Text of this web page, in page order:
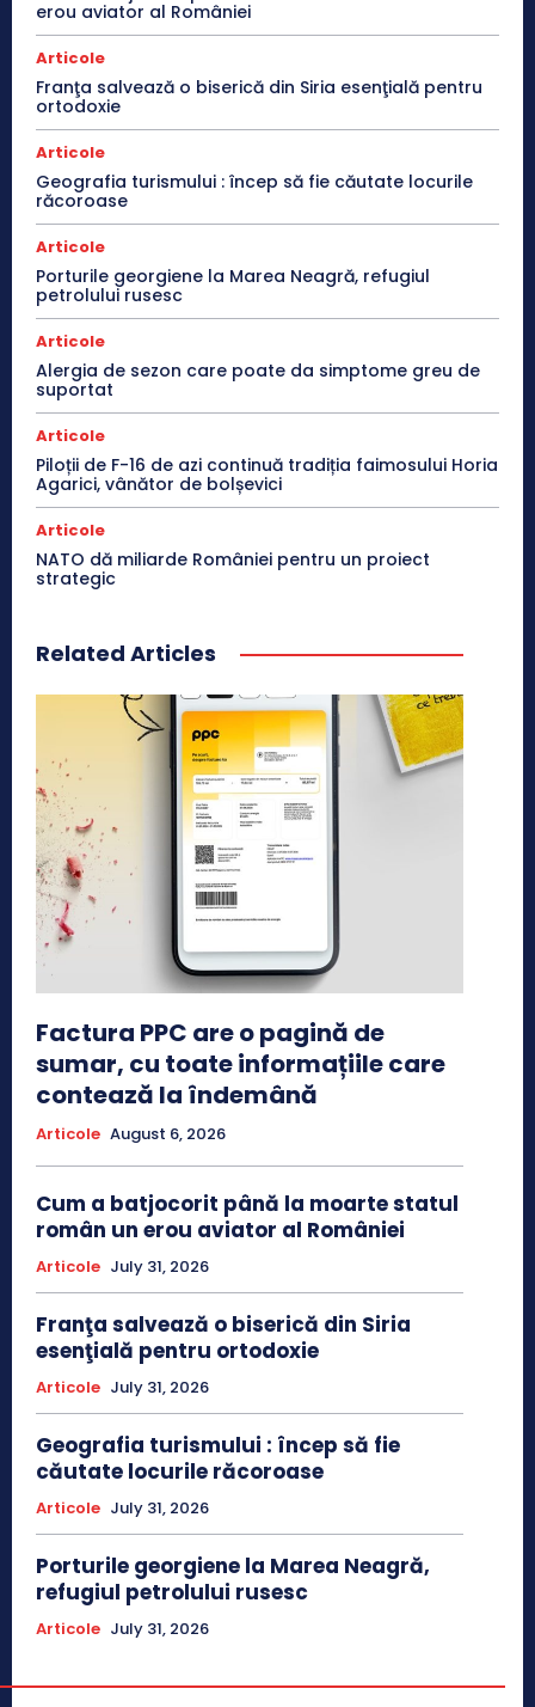
erou aviator al României
Articole
Franţa salvează o biserică din Siria esenţială pentru
ortodoxie
Articole
Geografia turismului : încep să fie căutate locurile
răcoroase
Articole
Porturile georgiene la Marea Neagră, refugiul
petrolului rusesc
Articole
Alergia de sezon care poate da simptome greu de
suportat
Articole
Piloții de F-16 de azi continuă tradiția faimosului Horia
Agarici, vânător de bolșevici
Articole
NATO dă miliarde României pentru un proiect
strategic
Related Articles
Factura PPC are o pagină de
sumar, cu toate informațiile care
contează la îndemână
Articole August 6, 2026
Cum a batjocorit până la moarte statul
român un erou aviator al României
Articole July 31, 2026
Franţa salvează o biserică din Siria
esenţială pentru ortodoxie
Articole July 31, 2026
Geografia turismului : încep să fie
căutate locurile răcoroase
Articole July 31, 2026
Porturile georgiene la Marea Neagră,
refugiul petrolului rusesc
Articole July 31, 2026